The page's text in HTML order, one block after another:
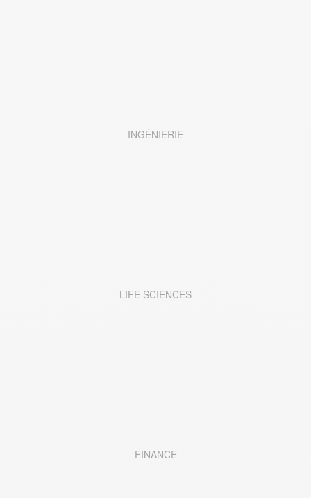
INGÉNIERIE
LIFE SCIENCES
FINANCE